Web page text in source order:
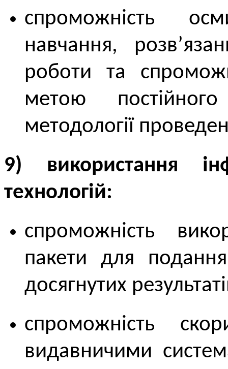
спроможність
навчання,
роботи та
метою
методології
9) використання
технологій:
спроможність
пакети для
досягнутих
спроможність
видавничими